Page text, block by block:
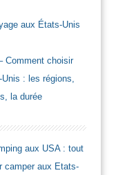
aux États-Unis
Comment choisir
: les régions,
la durée
aux USA : tout
camper aux Etats-